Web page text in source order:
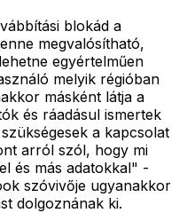
blokád a
megvalósítható,
egyértelműen
melyik régióban
másként látja a
és ráadásul ismertek
a kapcsolat
arról szól, hogy mi
és más adatokkal" -
szóvivője ugyanakkor
dolgoznának ki.